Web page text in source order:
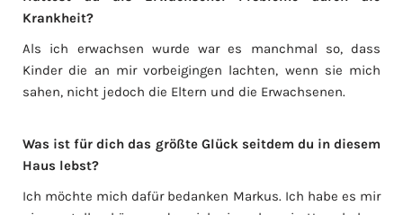
Krankheit?
Als ich erwachsen wurde war es manchmal so, dass
Kinder die an mir vorbeigingen lachten, wenn sie mich
sahen, nicht jedoch die Eltern und die Erwachsenen.
Was ist für dich das größte Glück seitdem du in diesem
Haus lebst?
Ich möchte mich dafür bedanken Markus. Ich habe es mir